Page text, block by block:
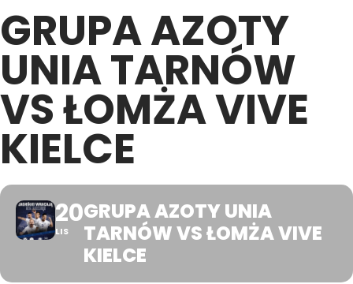
GRUPA AZOTY
UNIA TARNÓW
VS ŁOMŻA VIVE
KIELCE
20
LIS
GRUPA AZOTY UNIA
TARNÓW VS ŁOMŻA VIVE
KIELCE